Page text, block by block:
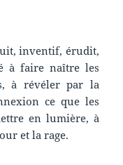
inventif, érudit,
à faire naître les
à révéler par la
ce que les
en lumière, à
et la rage.